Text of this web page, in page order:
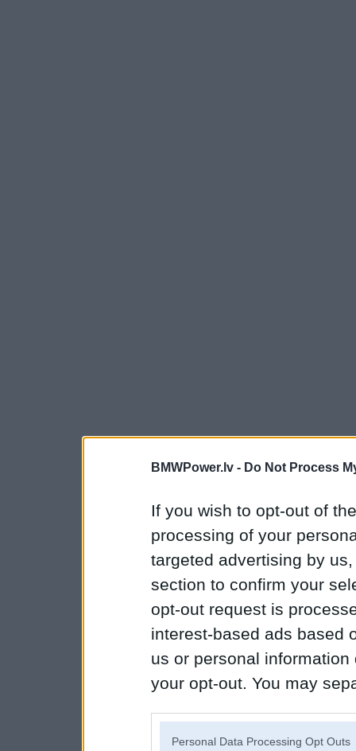
BMWPower.lv - Do Not Process
If you wish to opt-out of
processing of your
targeted advertising by
section to confirm your
opt-out request is
interest-based ads based
us or personal
your opt-out. You may
Personal Data Processing Opt Outs